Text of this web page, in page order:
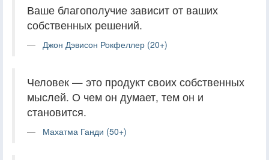
Ваше благополучие зависит от ваших
собственных решений.
Джон Дэвисон Рокфеллер (20+)
Человек — это продукт своих собственных
мыслей. О чем он думает, тем он и
становится.
Махатма Ганди (50+)